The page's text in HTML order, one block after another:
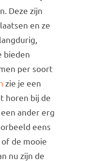
Deze zijn
en ze
bieden
per soort
zie je een
horen bij de
ander erg
eens
of de mooie
nu zijn de